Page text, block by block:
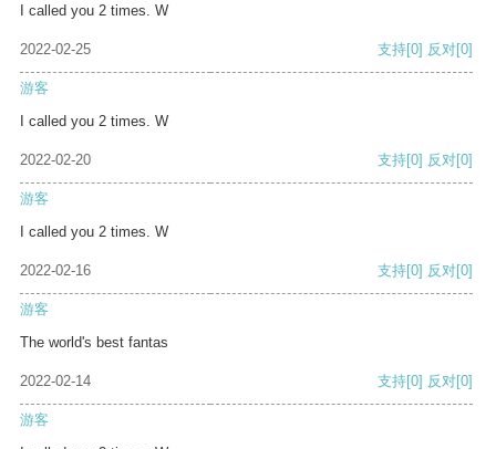
I called you 2 times. W
2022-02-25 支持[0] 反对[0]
游客
I called you 2 times. W
2022-02-20 支持[0] 反对[0]
游客
I called you 2 times. W
2022-02-16 支持[0] 反对[0]
游客
The world's best fantas
2022-02-14 支持[0] 反对[0]
游客